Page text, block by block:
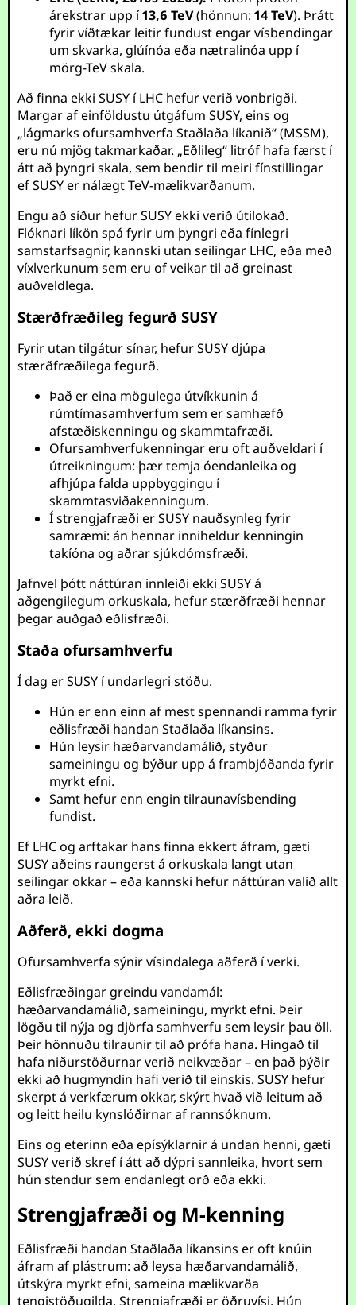
árekstrar upp í13,6 TeV(hönnun:14 TeV). Þrátt
fyrir víðtækar leitir fundust engar vísbendingar
um skvarka, glúínóa eða nætralinóa upp í
mörg-TeV skala.
Að finna ekki SUSY í LHC hefur verið vonbrigði.
Margar af einföldustu útgáfum SUSY, eins og
„lágmarks ofursamhverfa Staðlaða líkanið“ (MSSM),
eru nú mjög takmarkaðar. „Eðlileg“ litróf hafa færst í
átt að þyngri skala, sem bendir til meiri fínstillingar
ef SUSY er nálægt TeV-mælikvarðanum.
Engu að síður hefur SUSY ekki verið útilokað.
Flóknari líkön spá fyrir um þyngri eða fínlegri
samstarfsagnir, kannski utan seilingar LHC, eða með
víxlverkunum sem eru of veikar til að greinast
auðveldlega.
Stærðfræðileg fegurð SUSY
Fyrir utan tilgátur sínar, hefur SUSY djúpa
stærðfræðilega fegurð.
Það er eina mögulega útvíkkunin á
rúmtímasamhverfum sem er samhæfð
afstæðiskenningu og skammtafræði.
Ofursamhverfukenningar eru oft auðveldari í
útreikningum: þær temja óendanleika og
afhjúpa falda uppbyggingu í
skammtasviðakenningum.
Í strengjafræði er SUSY nauðsynleg fyrir
samræmi: án hennar inniheldur kenningin
takíóna og aðrar sjúkdómsfræði.
Jafnvel þótt náttúran innleiði ekki SUSY á
aðgengilegum orkuskala, hefur stærðfræði hennar
þegar auðgað eðlisfræði.
Staða ofursamhverfu
Í dag er SUSY í undarlegri stöðu.
Hún er enn einn af mest spennandi ramma fyrir
eðlisfræði handan Staðlaða líkansins.
Hún leysir hæðarvandamálið, styður
sameiningu og býður upp á frambjóðanda fyrir
myrkt efni.
Samt hefur enn engin tilraunavísbending
fundist.
Ef LHC og arftakar hans finna ekkert áfram, gæti
SUSY aðeins raungerst á orkuskala langt utan
seilingar okkar – eða kannski hefur náttúran valið allt
aðra leið.
Aðferð, ekki dogma
Ofursamhverfa sýnir vísindalega aðferð í verki.
Eðlisfræðingar greindu vandamál:
hæðarvandamálið, sameiningu, myrkt efni. Þeir
lögðu til nýja og djörfa samhverfu sem leysir þau öll.
Þeir hönnuðu tilraunir til að prófa hana. Hingað til
hafa niðurstöðurnar verið neikvæðar – en það þýðir
ekki að hugmyndin hafi verið til einskis. SUSY hefur
skerpt á verkfærum okkar, skýrt hvað við leitum að
og leitt heilu kynslóðirnar af rannsóknum.
Eins og eterinn eða epísýklarnir á undan henni, gæti
SUSY verið skref í átt að dýpri sannleika, hvort sem
hún stendur sem endanlegt orð eða ekki.
Strengjafræði og M-kenning
Eðlisfræði handan Staðlaða líkansins er oft knúin
áfram af plástrum: að leysa hæðarvandamálið,
útskýra myrkt efni, sameina mælikvarða
tengistöðugilda. Strengjafræði er öðruvísi. Hún